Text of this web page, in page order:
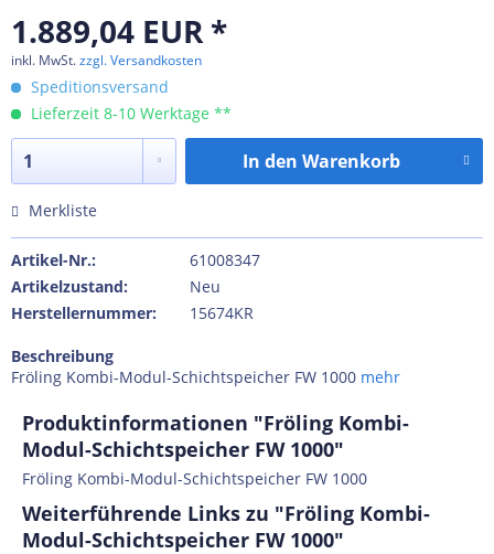
1.889,04 EUR *
inkl. MwSt.zzgl. Versandkosten
Speditionsversand
Lieferzeit 8-10 Werktage **
In den Warenkorb
Merkliste
Artikel-Nr.:
61008347
Artikelzustand:
Neu
Herstellernummer:
15674KR
Beschreibung
Fröling Kombi-Modul-Schichtspeicher FW 1000 mehr
Produktinformationen "Fröling Kombi-
Modul-Schichtspeicher FW 1000"
Fröling Kombi-Modul-Schichtspeicher FW 1000
Weiterführende Links zu "Fröling Kombi-
Modul-Schichtspeicher FW 1000"